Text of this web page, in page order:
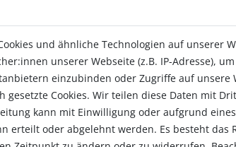
-kosten
Konto
Login
Registrieren
Warenkorb
Zur Kasse
und ähnliche Technologien auf unserer
unserer Webseite (z.B. IP-Adresse),
einzubinden oder Zugriffe auf unsere
gesetzte Cookies. Wir teilen diese Daten mit
kann mit Einwilligung oder aufgrund
erteilt oder abgelehnt werden. Es besteht